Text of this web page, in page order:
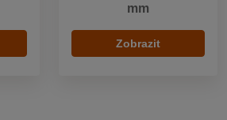
mm
Zobrazit